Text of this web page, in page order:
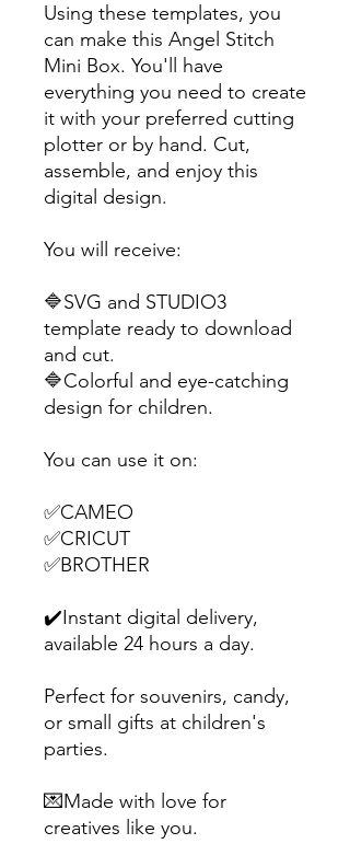
Using these templates, you
can make this Angel Stitch
Mini Box. You'll have
everything you need to create
it with your preferred cutting
plotter or by hand. Cut,
assemble, and enjoy this
digital design.
You will receive:
🔷SVG and STUDIO3
template ready to download
and cut.
🔷Colorful and eye-catching
design for children.
You can use it on:
✅CAMEO
✅CRICUT
✅BROTHER
✔️Instant digital delivery,
available 24 hours a day.
Perfect for souvenirs, candy,
or small gifts at children's
parties.
💌Made with love for
creatives like you.